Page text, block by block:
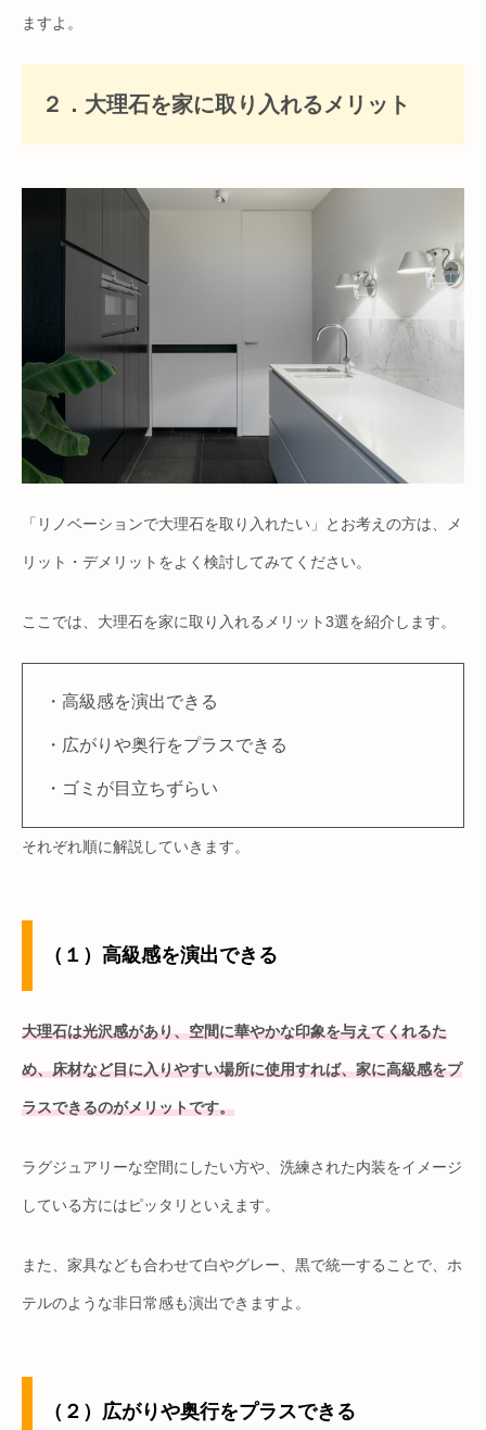
ますよ。
２．大理石を家に取り入れるメリット
「リノベーションで大理石を取り入れたい」とお考えの方は、メ
リット・デメリットをよく検討してみてください。
ここでは、大理石を家に取り入れるメリット3選を紹介します。
・高級感を演出できる
・広がりや奥行をプラスできる
・ゴミが目立ちずらい
それぞれ順に解説していきます。
（１）高級感を演出できる
大理石は光沢感があり、空間に華やかな印象を与えてくれるた
め、床材など目に入りやすい場所に使用すれば、家に高級感をプ
ラスできるのがメリットです。
ラグジュアリーな空間にしたい方や、洗練された内装をイメージ
している方にはピッタリといえます。
また、家具なども合わせて白やグレー、黒で統一することで、ホ
テルのような非日常感も演出できますよ。
（２）広がりや奥行をプラスできる